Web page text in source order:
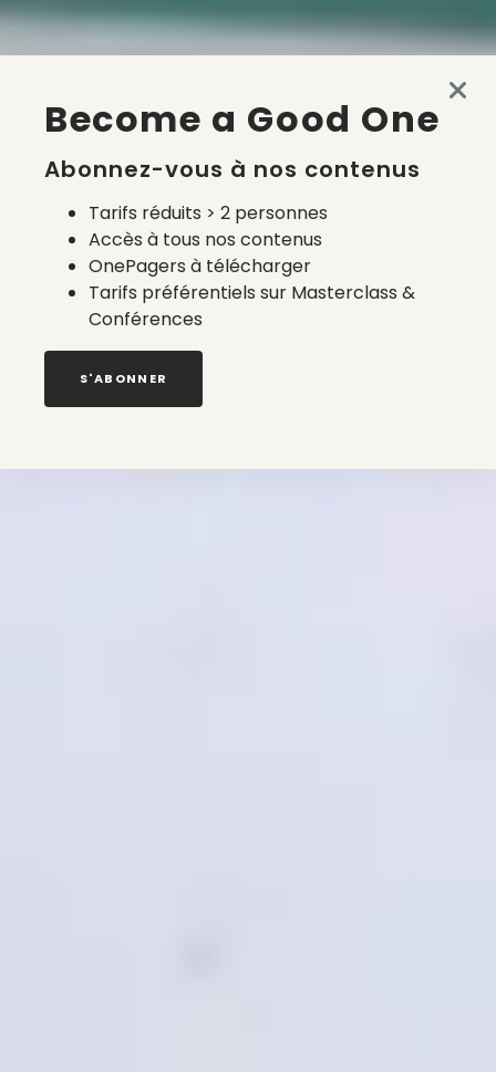
Become a Good One
Abonnez-vous à nos contenus
Tarifs réduits > 2 personnes
Accès à tous nos contenus
OnePagers à télécharger
Tarifs préférentiels sur Masterclass &
Conférences
S'ABONNER